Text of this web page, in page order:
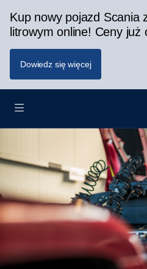
Kup nowy pojazd Scania
litrowym online! Ceny już
Dowiedz się więcej